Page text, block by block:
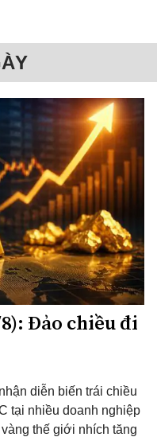
Đảo chiều đi
diễn biến trái chiều
tại nhiều doanh nghiệp
thế giới nhích tăng